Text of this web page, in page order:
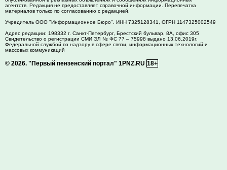
агентств. Редакция не предоставляет справочной информации. Перепечатка
материалов только по согласованию с редакцией.
Учредитель ООО "Информационное Бюро". ИНН 7325128341, ОГРН 1147325002549
Адрес редакции: 198332 г. Санкт-Петербург, Брестский бульвар, 8А, офис 305
Свидетельство о регистрации СМИ ЭЛ № ФС 77 – 75998 выдано 13.06.2019г.
Федеральной службой по надзору в сфере связи, информационных технологий и
массовых коммуникаций
© 2026. "Первый пензенский портал" 1PNZ.RU 18+